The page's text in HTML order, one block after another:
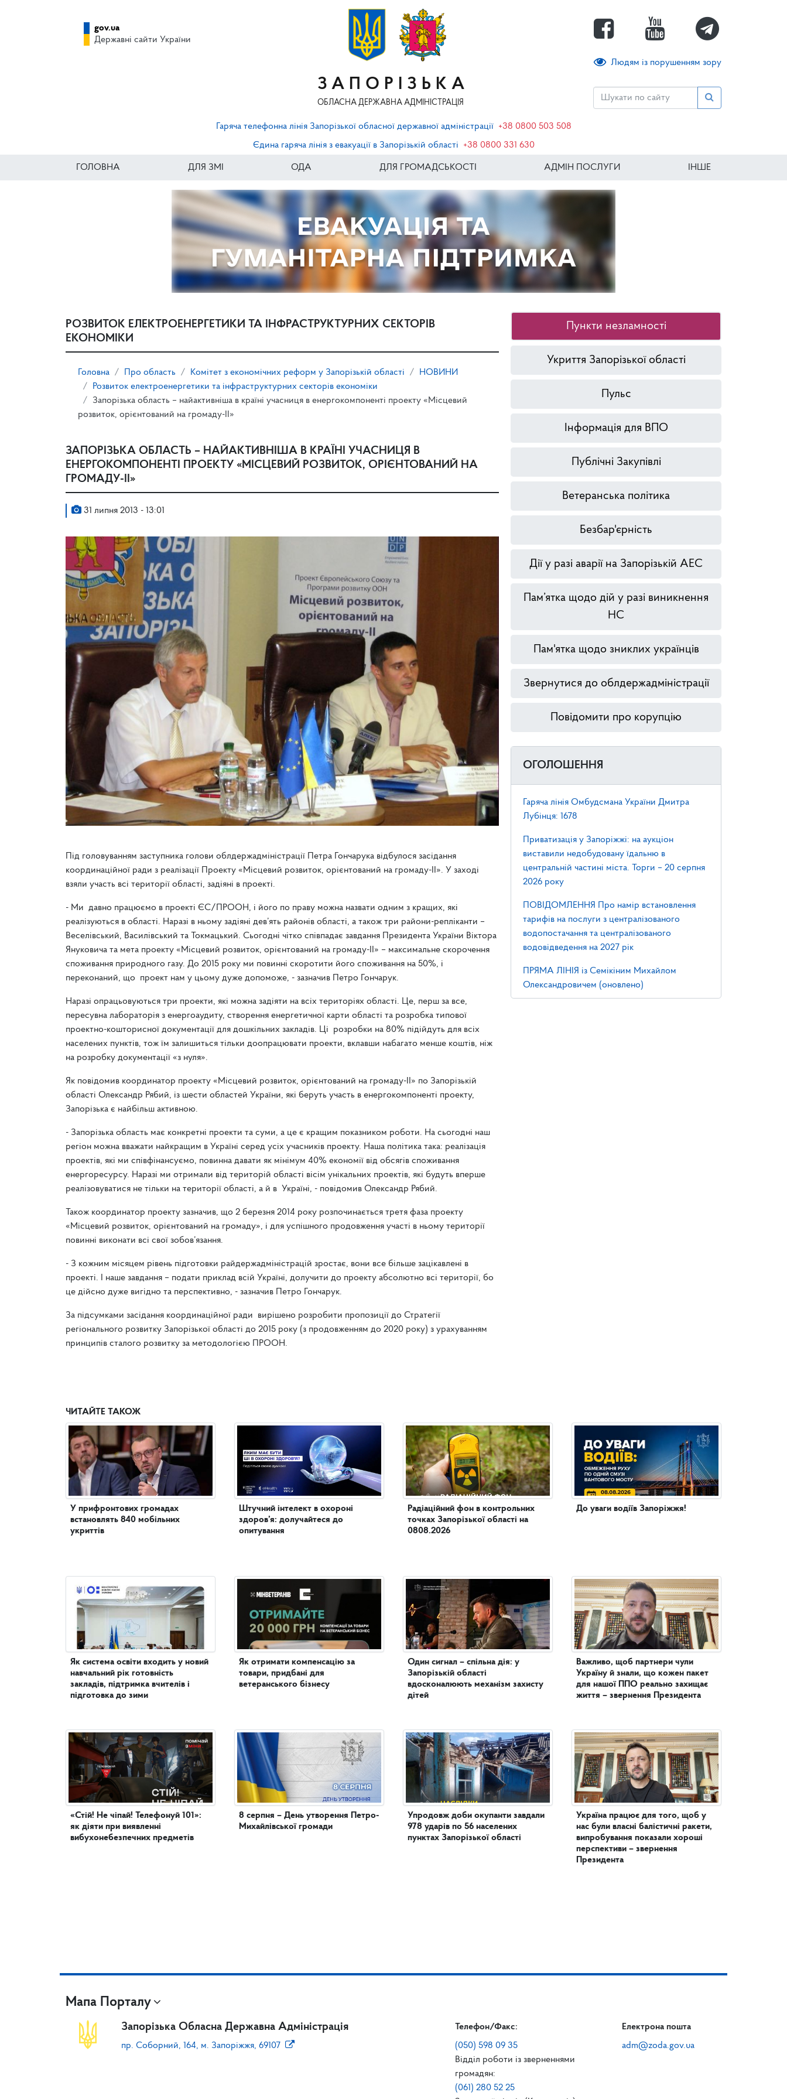
ЗАПОРІЗЬКА
ОБЛАСНА ДЕРЖАВНА АДМІНІСТРАЦІЯ
Людям із порушенням зору
gov.ua
Державні сайти України
Гаряча телефонна лінія Запорізької обласної державної адміністрації +38 0800 503 508
Єдина гаряча лінія з евакуації в Запорізькій області
+38 0800 331 630
ГОЛОВНА ДЛЯ ЗМІ ОДА ДЛЯ ГРОМАДСЬКОСТІ АДМІН ПОСЛУГИ ІНШЕ
РОЗВИТОК ЕЛЕКТРОЕНЕРГЕТИКИ ТА ІНФРАСТРУКТУРНИХ СЕКТОРІВ
ЕКОНОМІКИ
Головна Про область Комітет з економічних реформ у Запорізькій області
НОВИНИ
Розвиток електроенергетики та інфраструктурних секторів економіки
Запорізька область – найактивніша в країні учасниця в енергокомпоненті проекту «Місцевий
розвиток, орієнтований на громаду-ІІ»
ЗАПОРІЗЬКА ОБЛАСТЬ – НАЙАКТИВНІША В КРАЇНІ УЧАСНИЦЯ В
ЕНЕРГОКОМПОНЕНТІ ПРОЕКТУ «МІСЦЕВИЙ РОЗВИТОК, ОРІЄНТОВАНИЙ НА
ГРОМАДУ-ІІ»
31 липня 2013 - 13:01
Під головуванням заступника голови облдержадміністрації Петра Гончарука відбулося засідання
координаційної ради з реалізації Проекту «Місцевий розвиток, орієнтований на громаду-ІІ». У заході
взяли участь всі території області, задіяні в проекті.
- Ми давно працюємо в проекті ЄС/ПРООН, і його по праву можна назвати одним з кращих, які
реалізуються в області. Наразі в ньому задіяні дев’ять районів області, а також три райони-репліканти –
Веселівський, Василівський та Токмацький. Сьогодні чітко співпадає завдання Президента України Віктора
Януковича та мета проекту «Місцевий розвиток, орієнтований на громаду-ІІ» – максимальне скорочення
споживання природного газу. До 2015 року ми повинні скоротити його споживання на 50%, і
переконаний, що проект нам у цьому дуже допоможе, - зазначив Петро Гончарук.
Наразі опрацьовуються три проекти, які можна задіяти на всіх територіях області. Це, перш за все,
пересувна лабораторія з енергоаудиту, створення енергетичної карти області та розробка типової
проектно-кошторисної документації для дошкільних закладів. Ці розробки на 80% підійдуть для всіх
населених пунктів, тож їм залишиться тільки доопрацювати проекти, вклавши набагато менше коштів, ніж
на розробку документації «з нуля».
Як повідомив координатор проекту «Місцевий розвиток, орієнтований на громаду-ІІ» по Запорізькій
області Олександр Рябий, із шести областей України, які беруть участь в енергокомпоненті проекту,
Запорізька є найбільш активною.
- Запорізька область має конкретні проекти та суми, а це є кращим показником роботи. На сьогодні наш
регіон можна вважати найкращим в Україні серед усіх учасників проекту. Наша політика така: реалізація
проектів, які ми співфінансуємо, повинна давати як мінімум 40% економії від обсягів споживання
енергоресурсу. Наразі ми отримали від територій області вісім унікальних проектів, які будуть вперше
реалізовуватися не тільки на території області, а й в Україні, - повідомив Олександр Рябий.
Також координатор проекту зазначив, що 2 березня 2014 року розпочинається третя фаза проекту
«Місцевий розвиток, орієнтований на громаду», і для успішного продовження участі в ньому території
повинні виконати всі свої зобов’язання.
- З кожним місяцем рівень підготовки райдержадміністрацій зростає, вони все більше зацікавлені в
проекті. І наше завдання – подати приклад всій Україні, долучити до проекту абсолютно всі території, бо
це дійсно дуже вигідно та перспективно, - зазначив Петро Гончарук.
За підсумками засідання координаційної ради вирішено розробити пропозиції до Стратегії
регіонального розвитку Запорізької області до 2015 року (з продовженням до 2020 року) з урахуванням
принципів сталого розвитку за методологією ПРООН.
Пункти незламності
Укриття Запорізької області
Пульс
Інформація для ВПО
Публічні Закупівлі
Ветеранська політика
Безбар'єрність
Дії у разі аварії на Запорізькій АЕС
Пам’ятка щодо дій у разі виникнення
НС
Пам'ятка щодо зниклих українців
Звернутися до облдержадміністрації
Повідомити про корупцію
ОГОЛОШЕННЯ
Гаряча лінія Омбудсмана України Дмитра
Лубінця: 1678
Приватизація у Запоріжжі: на аукціон
виставили недобудовану їдальню в
центральній частині міста. Торги – 20 серпня
2026 року
ПОВІДОМЛЕННЯ Про намір встановлення
тарифів на послуги з централізованого
водопостачання та централізованого
водовідведення на 2027 рік
ПРЯМА ЛІНІЯ із Семікіним Михайлом
Олександровичем (оновлено)
ЧИТАЙТЕ ТАКОЖ
У прифронтових громадах
встановлять 840 мобільних
укриттів
Як система освіти входить у новий
навчальний рік готовність
закладів, підтримка вчителів і
підготовка до зими
«Стій! Не чіпай! Телефонуй 101»:
як діяти при виявленні
вибухонебезпечних предметів
Штучний інтелект в охороні
здоров’я: долучайтеся до
опитування
Як отримати компенсацію за
товари, придбані для
ветеранського бізнесу
8 серпня – День утворення Петро-
Михайлівської громади
Радіаційний фон в контрольних
точках Запорізької області на
0808.2026
Один сигнал – спільна дія: у
Запорізькій області
вдосконалюють механізм захисту
дітей
Упродовж доби окупанти завдали
978 ударів по 56 населених
пунктах Запорізької області
До уваги водіїв Запоріжжя!
Важливо, щоб партнери чули
Україну й знали, що кожен пакет
для нашої ППО реально захищає
життя – звернення Президента
Україна працює для того, щоб у
нас були власні балістичні ракети,
випробування показали хороші
перспективи – звернення
Президента
Мапа Порталу
Запорізька Обласна Державна Адміністрація
пр. Соборний, 164, м. Запоріжжя, 69107
Телефон/Факс:
(050) 598 09 35
Відділ роботи із зверненнями
громадян:
(061) 280 52 25
Електрона пошта
adm@zoda.gov.ua